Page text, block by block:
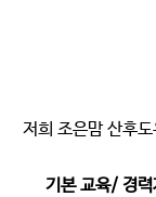
저희 조은맘 산후
기본 교육/ 경